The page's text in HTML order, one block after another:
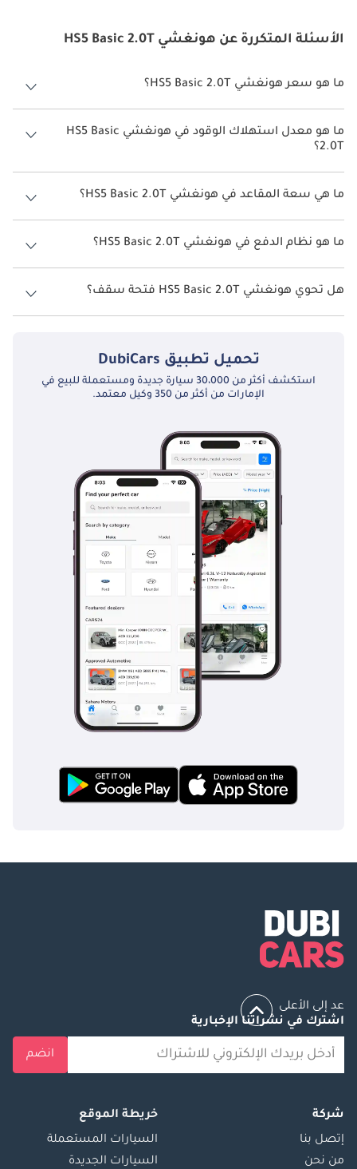
الأسئلة المتكررة عن هونغشي HS5 Basic 2.0T
ما هو سعر هونغشي HS5 Basic 2.0T؟
سعر هونغشي HS5 Basic 2.0T هو درهم 119,000.
ما هو معدل استهلاك الوقود في هونغشي HS5 Basic
2.0T؟
يبلغ معدل استهلاك الوقود المقترح من الشركة المصنعة لسيارة هونغشي
HS5 2026 من 9 كم/ليتر - 10 كم/ليتر.
ما هي سعة المقاعد في هونغشي HS5 Basic 2.0T؟
تتسع هونغشي HS5 Basic 2.0T لأ 5 أشخاص.
ما هو نظام الدفع في هونغشي HS5 Basic 2.0T؟
نظام الدفع في هونغشي HS5 Front Wheel Drive Basic 2.0T.
هل تحوي هونغشي HS5 Basic 2.0T فتحة سقف؟
نعم توفر هونغشي HS5 Basic 2.0T فتحة السقف كخيار.
تحميل تطبيق DubiCars
استكشف أكثر من 30،000 سيارة جديدة ومستعملة للبيع في
الإمارات من أكثر من 350 وكيل معتمد.
عد إلى الأعلى
اشترك في نشراتنا الإخبارية
انضم
شركة
إتصل بنا
من نحن
خريطة الموقع
السيارات المستعملة
السيارات الجديدة